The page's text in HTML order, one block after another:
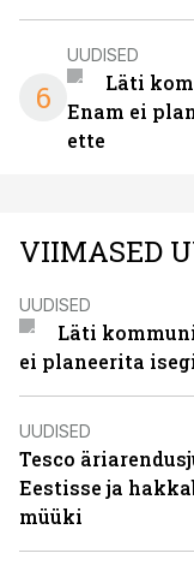
6
UUDISED
Läti
Enam ei
ette
VIIMASED
UUDISED
Läti
ei planeerita
UUDISED
Tesco
Eestisse ja
müüki